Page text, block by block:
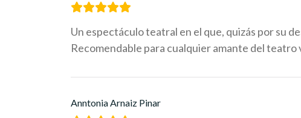
Un espectáculo teatral en el que, quizás por su
Recomendable para cualquier amante del teatro
Anntonia Arnaiz Pinar